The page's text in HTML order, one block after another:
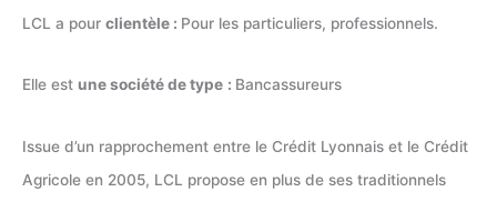
LCL a pour clientèle : Pour les particuliers, professionnels.
Elle est une société de type : Bancassureurs
Issue d’un rapprochement entre le Crédit Lyonnais et le Crédit
Agricole en 2005, LCL propose en plus de ses traditionnels